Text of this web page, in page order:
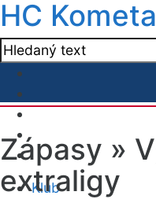
HC
Klub
Zápasy »
extraligy